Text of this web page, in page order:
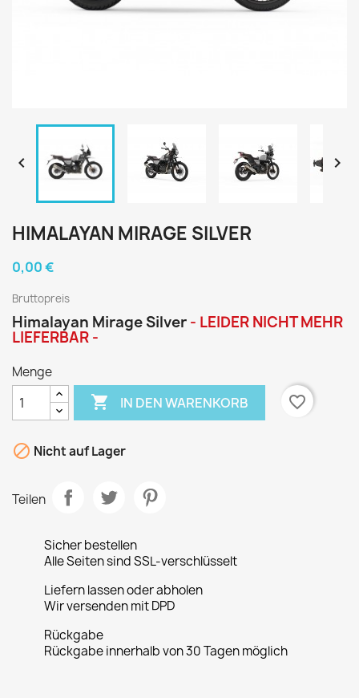
 
HIMALAYAN MIRAGE SILVER
0,00 €
Bruttopreis
Himalayan Mirage Silver - LEIDER NICHT MEHR
LIEFERBAR -
Menge
 IN DEN WARENKORB favorite_border
 Nicht auf Lager
Teilen
Sicher bestellen
Alle Seiten sind SSL-verschlüsselt
Liefern lassen oder abholen
Wir versenden mit DPD
Rückgabe
Rückgabe innerhalb von 30 Tagen möglich